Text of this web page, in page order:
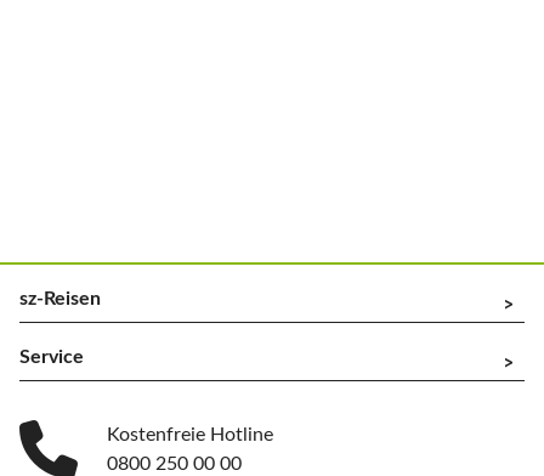
sz-Reisen ^
Service ^
Kostenfreie Hotline
0800 250 00 00